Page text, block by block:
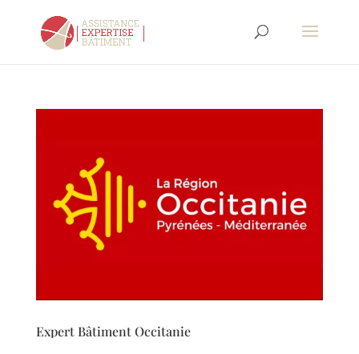
Expert Bâtiment Occitanie